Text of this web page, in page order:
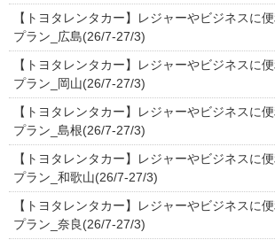
【トヨタレンタカー】レジャーやビジネスに
プラン_広島(26/7-27/3)
【トヨタレンタカー】レジャーやビジネスに
プラン_岡山(26/7-27/3)
【トヨタレンタカー】レジャーやビジネスに
プラン_島根(26/7-27/3)
【トヨタレンタカー】レジャーやビジネスに
プラン_和歌山(26/7-27/3)
【トヨタレンタカー】レジャーやビジネスに
プラン_奈良(26/7-27/3)